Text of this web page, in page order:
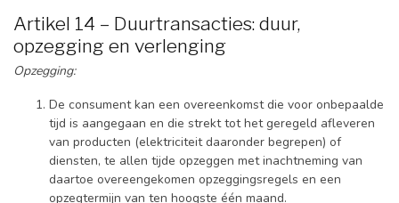
Artikel 14 – Duurtransacties: duur,
opzegging en verlenging
Opzegging:
De consument kan een overeenkomst die voor onbepaalde
tijd is aangegaan en die strekt tot het geregeld afleveren
van producten (elektriciteit daaronder begrepen) of
diensten, te allen tijde opzeggen met inachtneming van
daartoe overeengekomen opzeggingsregels en een
opzegtermijn van ten hoogste één maand.